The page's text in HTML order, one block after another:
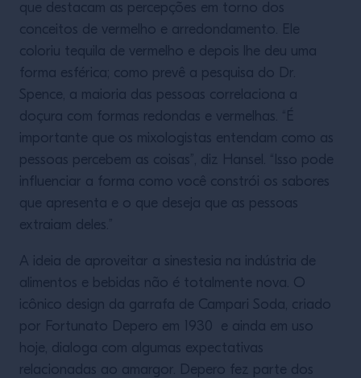
que destacam as percepções em torno dos
conceitos de vermelho e arredondamento. Ele
coloriu tequila de vermelho e depois lhe deu uma
forma esférica; como prevê a pesquisa do Dr.
Spence, a maioria das pessoas correlaciona a
doçura com formas redondas e vermelhas. “É
importante que os mixologistas entendam como as
pessoas percebem as coisas”, diz Hansel. “Isso pode
influenciar a forma como você constrói os sabores
que apresenta e o que deseja que as pessoas
extraiam deles.”
A ideia de aproveitar a sinestesia na indústria de
alimentos e bebidas não é totalmente nova. O
icônico design da garrafa de Campari Soda, criado
por Fortunato Depero em 1930 e ainda em uso
hoje, dialoga com algumas expectativas
relacionadas ao amargor. Depero fez parte dos